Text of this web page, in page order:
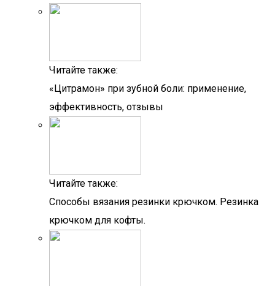
Читайте также:
«Цитрамон» при зубной боли: применение,
эффективность, отзывы
Читайте также:
Способы вязания резинки крючком. Резинка
крючком для кофты.